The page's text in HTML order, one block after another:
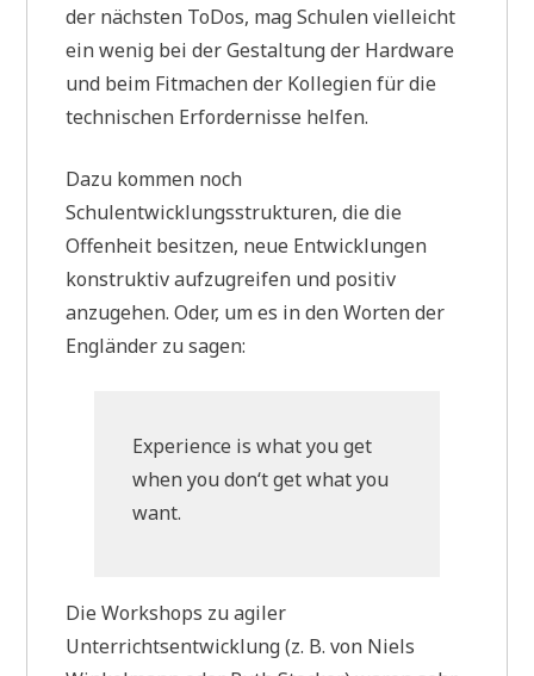
der nächsten ToDos, mag Schulen vielleicht
ein wenig bei der Gestaltung der Hardware
und beim Fitmachen der Kollegien für die
technischen Erfordernisse helfen.
Dazu kommen noch
Schulentwicklungsstrukturen, die die
Offenheit besitzen, neue Entwicklungen
konstruktiv aufzugreifen und positiv
anzugehen. Oder, um es in den Worten der
Engländer zu sagen:
Experience is what you get
when you don‘t get what you
want.
Die Workshops zu agiler
Unterrichtsentwicklung (z. B. von Niels